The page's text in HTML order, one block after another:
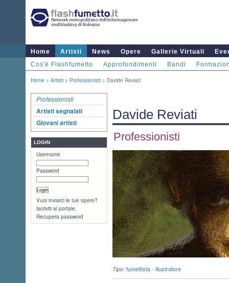
Home Artisti News Opere Gallerie Virtuali
Cos'è Flashfumetto
Approfondimenti Bandi
Home > Artisti > Professionisti > Davide Reviati
Professionisti
Artisti segnalati
Giovani artisti
LOGIN
Username
Password
Vuoi inviarci le tue opere?
Iscriviti al portale.
Recupera password
Davide Reviati
Professionisti
Tipo: fumettista- illustratore